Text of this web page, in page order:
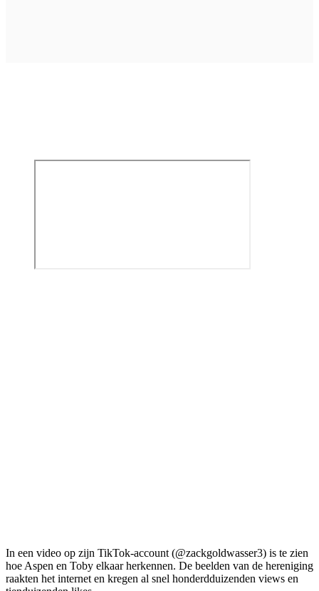
In een video op zijn TikTok-account (@zackgoldwasser3) is te zien
hoe Aspen en Toby elkaar herkennen. De beelden van de hereniging
raakten het internet en kregen al snel honderdduizenden views en